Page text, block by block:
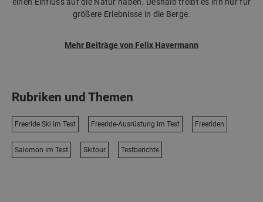
einen Einfluss auf die Natur haben. Deshalb treibt es ihn nur für
größere Erlebnisse in die Berge.
Mehr Beiträge von Felix Havermann
Rubriken und Themen
Freeride Ski im Test Freeride-Ausrüstung im Test Freeriden
Salomon im Test Skitour Testberichte